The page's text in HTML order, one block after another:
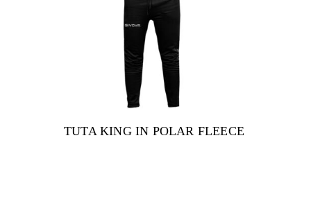
TUTA KING IN POLAR FLEECE